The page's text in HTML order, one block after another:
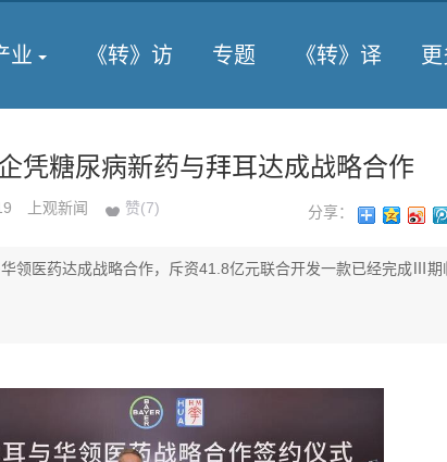
业 《转》访 专题 《转》译
凭糖尿病新药与拜耳达成战略合作
上观新闻 赞(7) 分享：
领医药达成战略合作，斥资41.8亿元联合开发一款已经完成Ⅲ期